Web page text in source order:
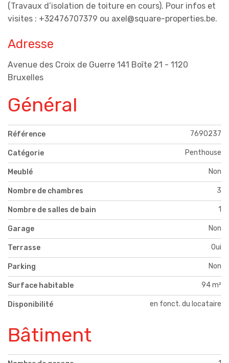
(Travaux d’isolation de toiture en cours). Pour infos et
visites : +32476707379 ou axel@square-properties.be.
Adresse
Avenue des Croix de Guerre 141 Boîte 21 - 1120
Bruxelles
Général
Référence 7690237
Catégorie Penthouse
Meublé Non
Nombre de chambres 3
Nombre de salles de bain 1
Garage Non
Terrasse Oui
Parking Non
Surface habitable 94 m²
Disponibilité en fonct. du locataire
Bâtiment